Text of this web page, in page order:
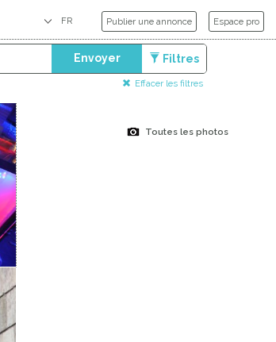
Publier une annonce Espace pro
Envoyer Filtres
Effacer les filtres
Toutes les photos